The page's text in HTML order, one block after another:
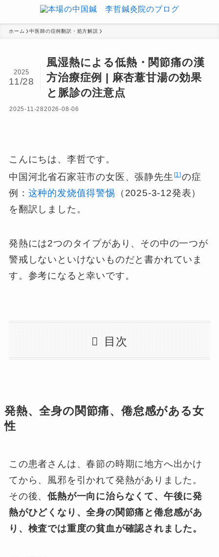
ホーム 中医師の症例翻訳・処方解説
風湿熱による低熱・関節痛の漢
方治療症例 | 麻杏薏甘湯の効果
と脈診の注意点
2025
11/28
2025-11-282026-08-06
こんにちは、李哲です。
中国河北省石家荘市の女医、張静先生 1
の症
例： 这种的发烧值得警惕 （2025-3-12発表）
を翻訳しました。
発熱には2つのタイプがあり、その中の一つが
警戒しないといけないものだと書かれていま
す。参考になると幸いです。
目次
発熱、全身の関節痛、倦怠感がある女
性
この患者さんは、春節の時期に地方へ出かけ
てから、風邪を引かれて発熱がありました。
その後、低熱が一向に治らなくて、午後に発
熱がひどくなり、全身の関節痛と倦怠感があ
り、検査では重度の貧血が確認されました。